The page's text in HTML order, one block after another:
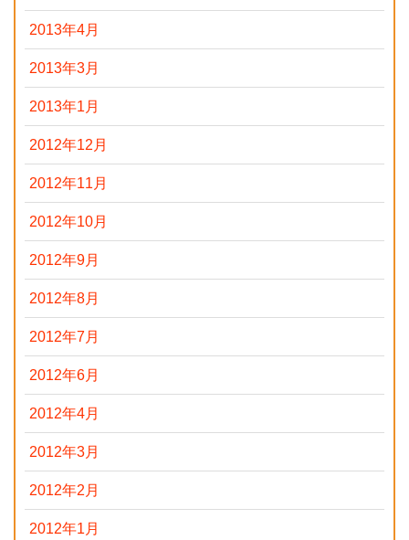
2013年4月
2013年3月
2013年1月
2012年12月
2012年11月
2012年10月
2012年9月
2012年8月
2012年7月
2012年6月
2012年4月
2012年3月
2012年2月
2012年1月